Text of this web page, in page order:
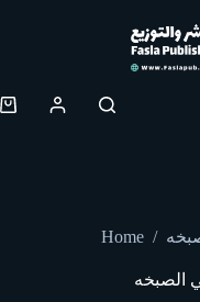
Shopping
Home /
الصبخه